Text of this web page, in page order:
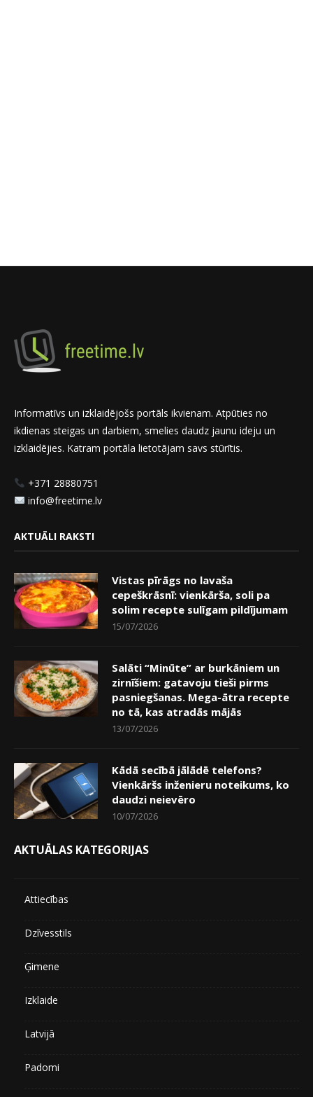
Informatīvs un izklaidējošs portāls ikvienam. Atpūties no
ikdienas steigas un darbiem, smelies daudz jaunu ideju un
izklaidējies. Katram portāla lietotājam savs stūrītis.
+371 28880751
info@freetime.lv
AKTUĀLI RAKSTI
Vistas pīrāgs no lavaša
cepeškrāsnī: vienkārša, soli pa
solim recepte sulīgam pildījumam
15/07/2026
Salāti “Minūte” ar burkāniem un
zirnīšiem: gatavoju tieši pirms
pasniegšanas. Mega-ātra recepte
no tā, kas atradās mājās
13/07/2026
Kādā secībā jālādē telefons?
Vienkāršs inženieru noteikums, ko
daudzi neievēro
10/07/2026
AKTUĀLAS KATEGORIJAS
Attiecības
Dzīvesstils
Ģimene
Izklaide
Latvijā
Padomi